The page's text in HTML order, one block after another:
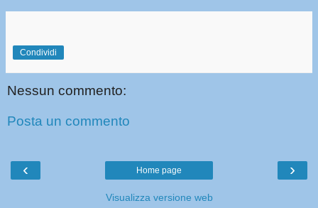
Condividi
Nessun commento:
Posta un commento
‹ ›
Home page
Visualizza versione web